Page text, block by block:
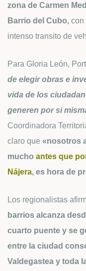
zona de Carmen
Barrio del Cubo, con
intenso transito de
Para Gloria León,
de elegir obras e
vida de los
generen por si
Coordinadora
claro que «nosotros
mucho antes que
Nájera, es hora de
Los regionalistas
barrios alcanza
cuarto puente y se
entre la ciudad
Valdegastea y toda